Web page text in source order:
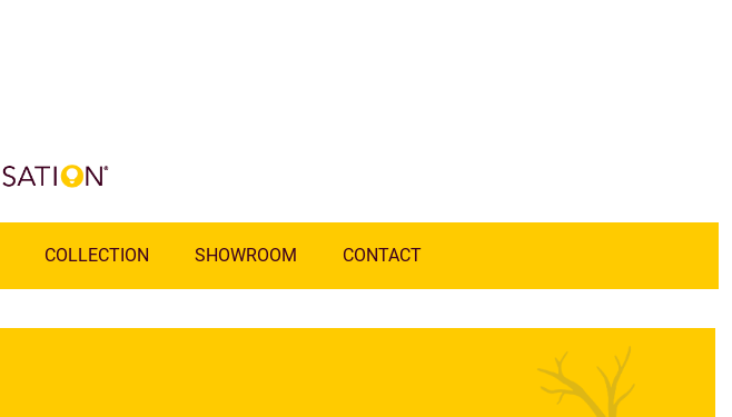
COLLECTION SHOWROOM CONTACT